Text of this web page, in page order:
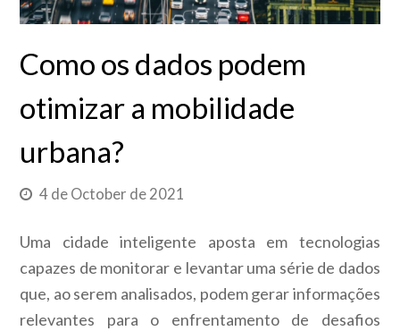
Como os dados podem
otimizar a mobilidade
urbana?
4 de October de 2021
Uma cidade inteligente aposta em tecnologias
capazes de monitorar e levantar uma série de dados
que, ao serem analisados, podem gerar informações
relevantes para o enfrentamento de desafios